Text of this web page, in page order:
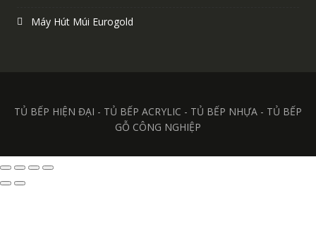
Máy Hút Múi Eurogold
TỦ BẾP HIỆN ĐẠI - TỦ BẾP ACRYLIC - TỦ BẾP NHỰA - TỦ BẾP
GỖ CÔNG NGHIỆP